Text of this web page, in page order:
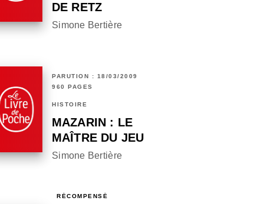
DE RETZ
Simone Bertière
PARUTION : 18/03/2009
960 PAGES
HISTOIRE
MAZARIN : LE
MAÎTRE DU JEU
Simone Bertière
RÉCOMPENSÉ